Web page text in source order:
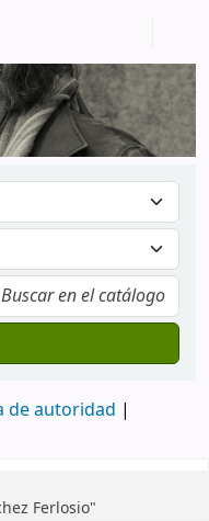
de autoridad
Ferlosio"